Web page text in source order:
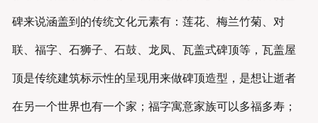
碑来说涵盖到的传统文化元素有：莲花、梅兰竹菊、对
联、福字、石狮子、石鼓、龙凤、瓦盖式碑顶等，瓦盖屋
顶是传统建筑标示性的呈现用来做碑顶造型，是想让逝者
在另一个世界也有一个家；福字寓意家族可以多福多寿；